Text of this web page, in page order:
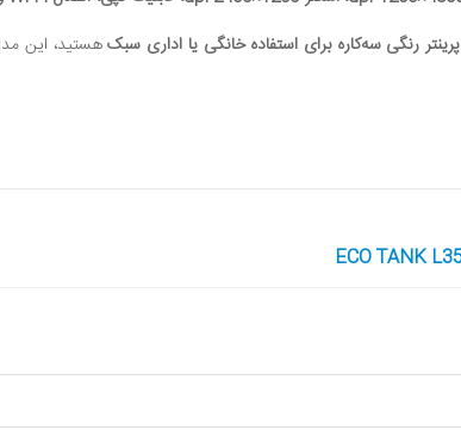
پرینتر رنگی سه‌کاره برای استفاده خانگی یا اداری سبکهستید، این